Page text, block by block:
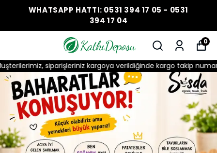
WHATSAPP HATTI: 0531 394 17 05 - 0531
394 17 04
0
siparişleriniz kargoya verildiğinde kargo takip numarası